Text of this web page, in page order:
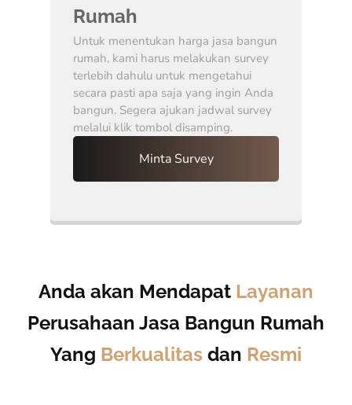
Rumah
Untuk menentukan harga jasa bangun
rumah, kami harus melakukan survey
terlebih dahulu untuk mengetahui
secara pasti apa saja yang ingin Anda
bangun. Segera ajukan jadwal survey
melalui klik tombol disamping.
Minta Survey
Anda akan Mendapat Layanan
Perusahaan Jasa Bangun Rumah
Yang Berkualitas dan Resmi